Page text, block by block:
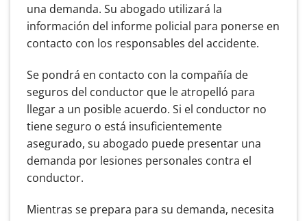
una demanda. Su abogado utilizará la
información del informe policial para ponerse en
contacto con los responsables del accidente.
Se pondrá en contacto con la compañía de
seguros del conductor que le atropelló para
llegar a un posible acuerdo. Si el conductor no
tiene seguro o está insuficientemente
asegurado, su abogado puede presentar una
demanda por lesiones personales contra el
conductor.
Mientras se prepara para su demanda, necesita